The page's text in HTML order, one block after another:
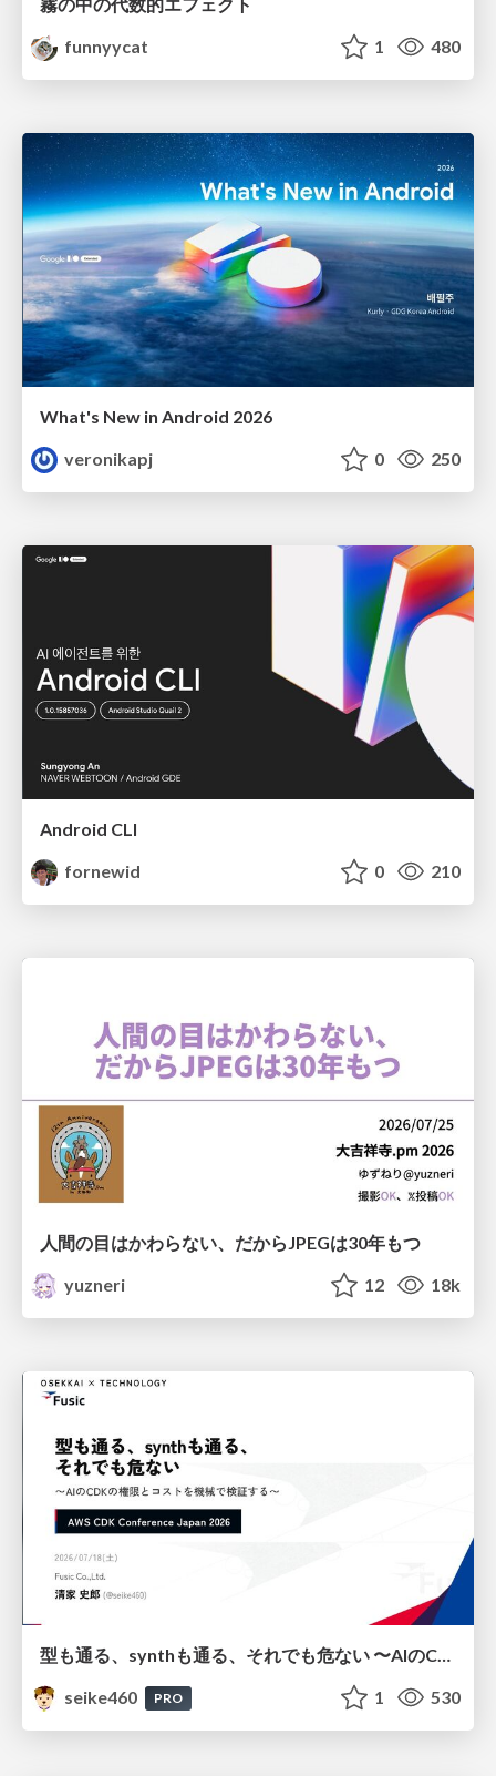
funnyycat
1 480
What's New in Android 2026
veronikapj
0 250
Android CLI
fornewid
0 210
人間の目はかわらない、だからJPEGは30年もつ
yuzneri
12 18k
型も通る、synthも通る、それでも危ない 〜AIのCDKの権限とコストを機械で検証する〜 / It Passes Type Checks, It Passes Synth Checks, but It’s Still Risky — Automatically Verifying Permissions and Costs in AI’s CDK —
seike460
PRO 1 530